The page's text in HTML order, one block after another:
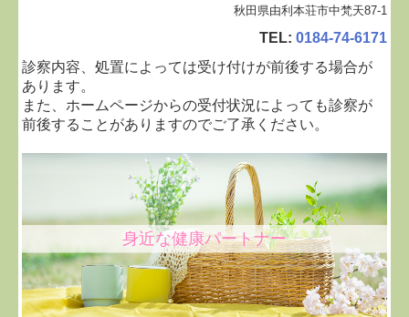
個人情報保護方針
秋田県由利本荘市中梵天87-1
TEL: 0184-74-6171
診察内容、処置によっては受け付けが前後する場合が
あります。
また、ホームページからの受付状況によっても診察が
前後することがありますのでご了承ください。
身近な健康パートナー